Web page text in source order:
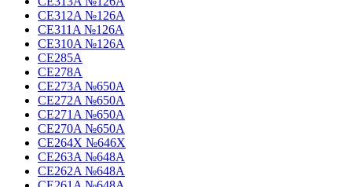
CE312A №126A
CE311A №126A
CE310A №126A
CE285A
CE278A
CE273A №650A
CE272A №650A
CE271A №650A
CE270A №650A
CE264X №646X
CE263A №648A
CE262A №648A